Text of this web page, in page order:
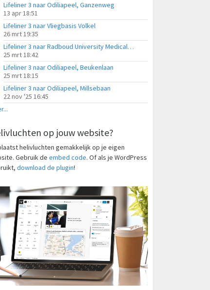
Lifeliner 3 naar Odiliapeel, Ganzenweg
13 apr 18:51
Lifeliner 3 naar Vliegbasis Volkel
26 mrt 19:35
Lifeliner 3 naar Radboud University Medical Center Heliport
25 mrt 18:42
Lifeliner 3 naar Odiliapeel, Beukenlaan
25 mrt 18:15
Lifeliner 3 naar Odiliapeel, Millsebaan
22 nov '25 16:45
op jouw website?
helivluchten gemakkelijk op je eigen
Gebruik de embed code. Of als je WordPress
download de plugin!